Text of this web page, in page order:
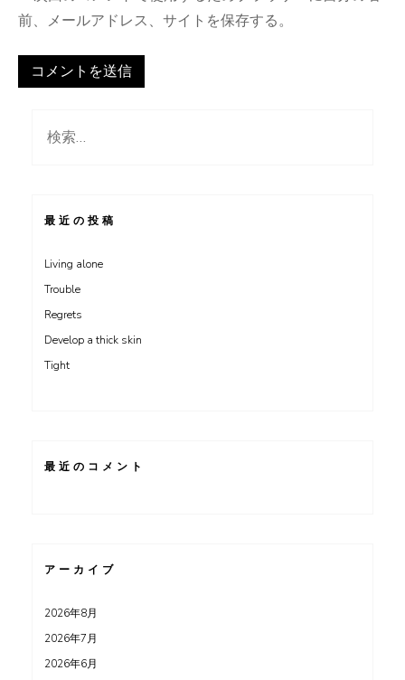
前、メールアドレス、サイトを保存する。
検
最近の投稿
Living alone
Trouble
Regrets
Develop a thick skin
Tight
最近のコメント
アーカイブ
2026年8月
2026年7月
2026年6月